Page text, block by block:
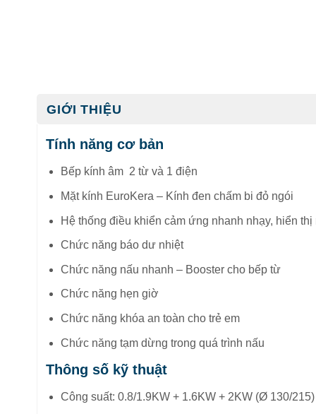
GIỚI THIỆU
Tính năng cơ bản
Bếp kính âm 2 từ và 1 điện
Mặt kính EuroKera – Kính đen chấm bi đỏ ngói
Hệ thống điều khiển cảm ứng nhanh nhạy, hiển thị
Chức năng báo dư nhiệt
Chức năng nấu nhanh – Booster cho bếp từ
Chức năng hẹn giờ
Chức năng khóa an toàn cho trẻ em
Chức năng tạm dừng trong quá trình nấu
Thông số kỹ thuật
Công suất: 0.8/1.9KW + 1.6KW + 2KW (Ø 130/